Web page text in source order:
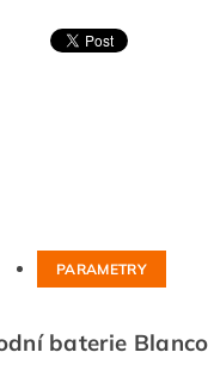
PARAMETRY
baterie